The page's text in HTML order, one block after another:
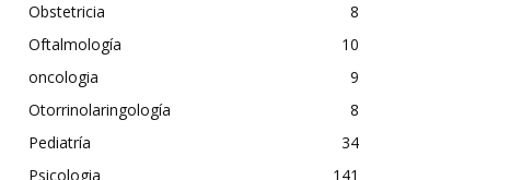
Obstetricia
8
Oftalmología
10
oncologia
9
Otorrinolaringología
8
Pediatría
34
Psicologia
141